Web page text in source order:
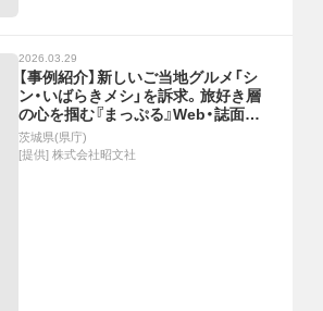
2026.03.29
【事例紹介】新しいご当地グルメ「シ
ン・いばらきメシ」を訴求。旅好き層
の心を掴む『まっぷる』Web・誌面タ
イアップ
茨城県(県庁)
[提供] 株式会社昭文社